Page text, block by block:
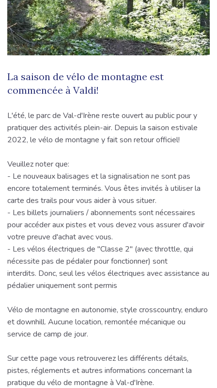
La saison de vélo de montagne est
commencée à Valdi!
L'été, le parc de Val-d'Irène reste ouvert au public pour y
pratiquer des activités plein-air. Depuis la saison estivale
2022, le vélo de montagne y fait son retour officiel!
Veuillez noter que:
- Le nouveaux balisages et la signalisation ne sont pas
encore totalement terminés. Vous êtes invités à utiliser la
carte des trails pour vous aider à vous situer.
- Les billets journaliers / abonnements sont nécessaires
pour accéder aux pistes et vous devez vous assurer d'avoir
votre preuve d'achat avec vous.
- Les vélos électriques de "Classe 2" (avec throttle, qui
nécessite pas de pédaler pour fonctionner) sont
interdits. Donc, seul les vélos électriques avec assistance au
pédalier uniquement sont permis
Vélo de montagne en autonomie, style crosscountry, enduro
et downhill. Aucune location, remontée mécanique ou
service de camp de jour.
Sur cette page vous retrouverez les différents détails,
pistes, réglements et autres informations concernant la
pratique du vélo de montagne à Val-d'Irène.